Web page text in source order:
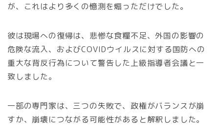
が、これはより多くの憶測を煽っただけでした。
彼は現場への復帰は、悲惨な食糧不足、外国の影響の
危険な流入、およびCOVIDウイルスに対する国防への
重大な背反行為について警告した上級指導者会議と一
致しました。
一部の専門家は、三つの失敗で、政権がバランスが崩
すか、崩壊につながる可能性があると解釈しました。